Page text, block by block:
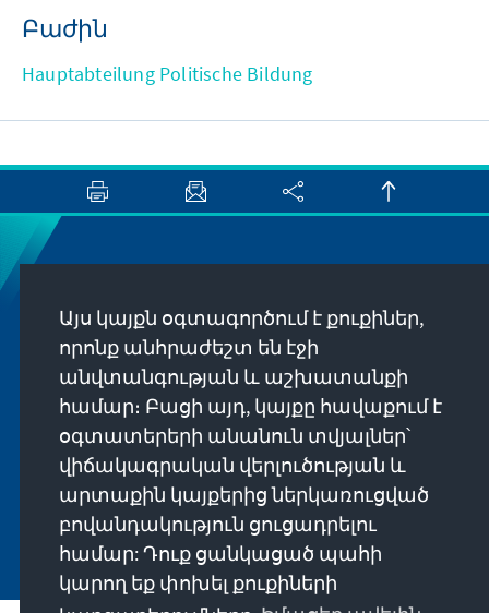
Բաժին
Hauptabteilung Politische Bildung
Erhalten Sie exklusive Einblicke in die neuesten
Publikationen, spannende Veranstaltungen und
Projekte direkt von unserer Vorsitzenden
Annegret Kramp-Karrenbauer. Abonnieren Sie
jetzt unseren Newsletter und bleiben Sie immer
auf dem Laufenden.
Jetzt abonnieren
Այս կայքն օգտագործում է քուքիներ,
որոնք անհրաժեշտ են էջի
անվտանգության և աշխատանքի
համար։ Բացի այդ, կայքը հավաքում է
օգտատերերի անանուն տվյալներ՝
վիճակագրական վերլուծության և
արտաքին կայքերից ներկառուցված
բովանդակություն ցուցադրելու
համար: Դուք ցանկացած պահի
կարող եք փոխել քուքիների